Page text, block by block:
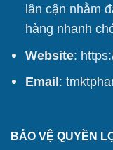
lân cận nhằm
hàng nhanh
Website:
Email :
BẢO VỆ QUYỀN